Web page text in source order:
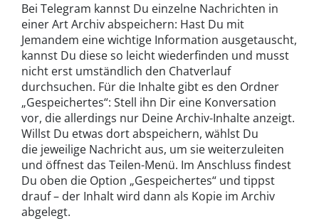
Bei Telegram kannst Du einzelne Nachrichten in
einer Art Archiv abspeichern: Hast Du mit
Jemandem eine wichtige Information ausgetauscht,
kannst Du diese so leicht wiederfinden und musst
nicht erst umständlich den Chatverlauf
durchsuchen. Für die Inhalte gibt es den Ordner
„Gespeichertes“: Stell ihn Dir eine Konversation
vor, die allerdings nur Deine Archiv-Inhalte anzeigt.
Willst Du etwas dort abspeichern, wählst Du
die jeweilige Nachricht aus, um sie weiterzuleiten
und öffnest das Teilen-Menü. Im Anschluss findest
Du oben die Option „Gespeichertes“ und tippst
drauf – der Inhalt wird dann als Kopie im Archiv
abgelegt.